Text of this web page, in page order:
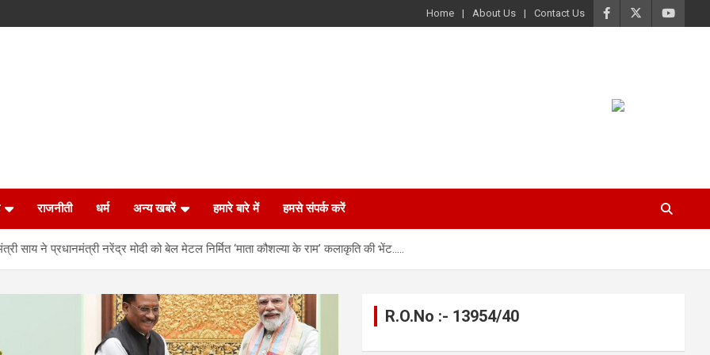
Home About Us Contact Us
राजनीती धर्म अन्य खबरें हमारे बारे में हमसे संपर्क करें
साय ने प्रधानमंत्री नरेंद्र मोदी को बेल मेटल निर्मित ‘माता कौशल्या के राम’ कलाकृति की भेंट…..
R.O.No :- 13954/40